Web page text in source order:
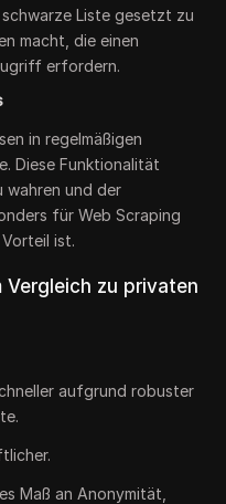
Liste gesetzt zu
macht, die einen
erfordern.
in regelmäßigen
Diese Funktionalität
und der
für Web Scraping
ist.
Vergleich zu privaten
aufgrund robuster
Maß an Anonymität,